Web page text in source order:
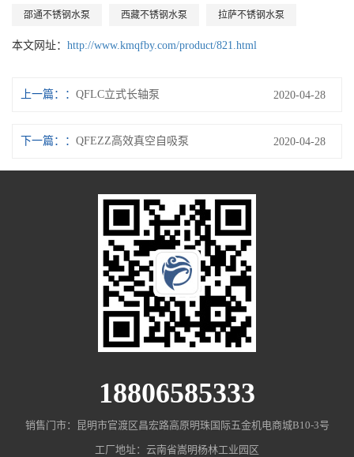
邵通不锈钢水泵 西藏不锈钢水泵 拉萨不锈钢水泵
本文网址： http://www.kmqfby.com/product/821.html
上一篇： QFLC立式长轴泵 2020-04-28
下一篇： QFEZZ高效真空自吸泵 2020-04-28
18806585333
销售门市：昆明市官渡区昌宏路高原明珠国际五金机电商城B10-3号
工厂地址：云南省嵩明杨林工业园区